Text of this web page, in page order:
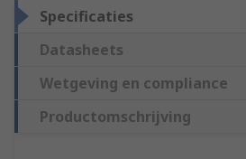
Specificaties
Datasheets
Wetgeving en compliance
Productomschrijving